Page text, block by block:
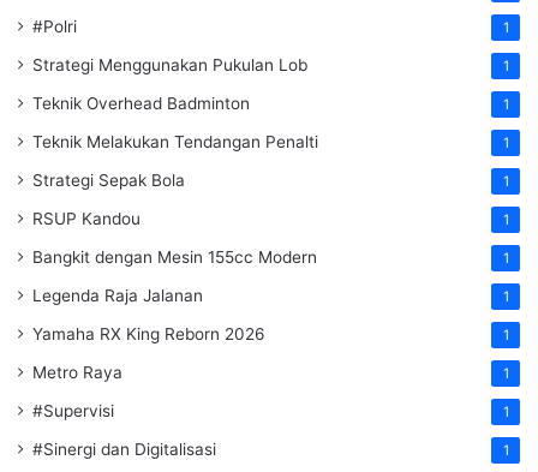
#Polri 1
Strategi Menggunakan Pukulan Lob 1
Teknik Overhead Badminton 1
Teknik Melakukan Tendangan Penalti 1
Strategi Sepak Bola 1
RSUP Kandou 1
Bangkit dengan Mesin 155cc Modern 1
Legenda Raja Jalanan 1
Yamaha RX King Reborn 2026 1
Metro Raya 1
#Supervisi 1
#Sinergi dan Digitalisasi 1